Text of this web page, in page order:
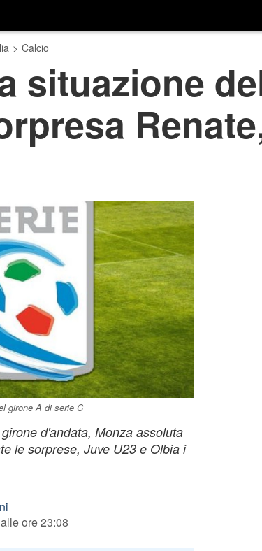
> Calcio
situazione
girone A di serie C
d'andata, Monza assoluta
le sorprese, Juve U23 e Olbia i
ore 23:08